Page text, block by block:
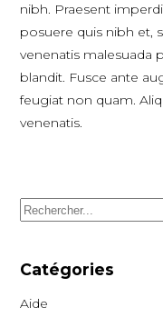
nibh. Praesent
posuere quis nibh et,
venenatis malesuada
blandit. Fusce ante
feugiat non quam.
venenatis.
Recherche
Catégories
Aide